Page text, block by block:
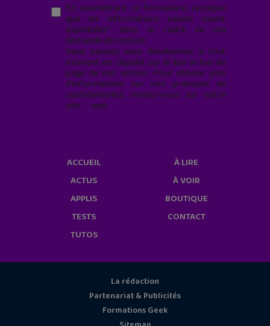
En soumettant ce formulaire, j’accepte
que les informations saisies soient
exploitées* dans le cadre de ma
demande de contact.
Vous pouvez vous désabonner à tout
moment en cliquant sur le lien en bas de
page de nos emails. Pour obtenir plus
d'informations sur nos pratiques de
confidentialité, rendez-vous sur notre
site web
ACCUEIL
ACTUS
APPLIS
TESTS
TUTOS
À LIRE
À VOIR
BOUTIQUE
CONTACT
La rédaction
Partenariat & Publicités
Formations Geek